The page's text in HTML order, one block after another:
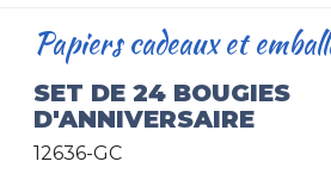
Loisirs créatifs
Papiers cadeaux et emballages
Papiers cadeaux et
SET DE 24 BOUGIES
D'ANNIVERSAIRE
12636-GC